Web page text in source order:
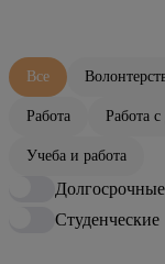
Все
Работа Работа с
Учеба и работа
Долгосрочные
Студенческие